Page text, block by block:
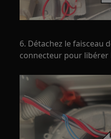
6. Détachez le faisceau
connecteur pour libérer